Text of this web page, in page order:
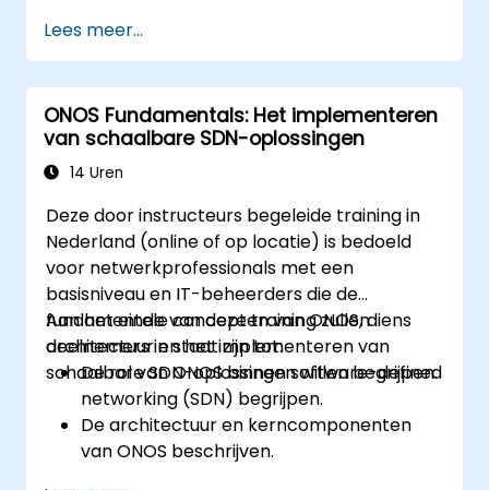
beheer van SDN-omgevingen te
verkennen.
SDN-netwerken te implementeren, te
beheren en te troubleshooten met
behulp van ONOS.
Lees meer...
ONOS Fundamentals: Het implementeren
van schaalbare SDN-oplossingen
14 Uren
Deze door instructeurs begeleide training in
Nederland (online of op locatie) is bedoeld
voor netwerkprofessionals met een
basisniveau en IT-beheerders die de
fundamentele concepten van ONOS, diens
architectuur en het implementeren van
schaalbare SDN-oplossingen willen begrijpen.
Aan het einde van deze training zullen
deelnemers in staat zijn tot:
De rol van ONOS binnen software-defined
networking (SDN) begrijpen.
De architectuur en kerncomponenten
van ONOS beschrijven.